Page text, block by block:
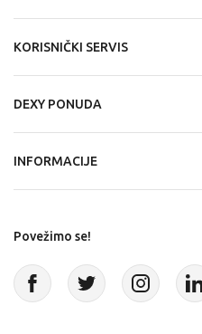
KORISNIČKI SERVIS
DEXY PONUDA
INFORMACIJE
Povežimo se!